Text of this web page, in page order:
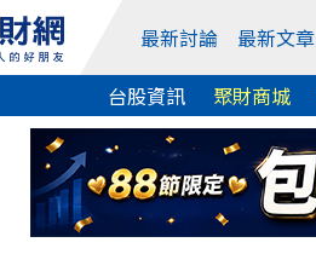
最新討論 最新文章
台股資訊 聚財商城